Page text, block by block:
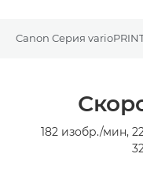
Canon Серия
Технические
182 изобр./мин,